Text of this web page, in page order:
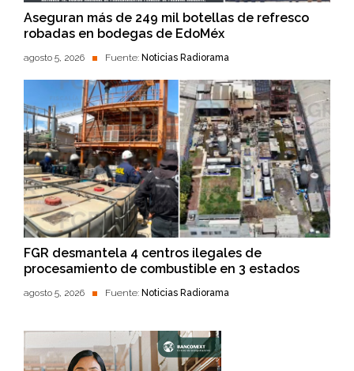
Aseguran más de 249 mil botellas de refresco
robadas en bodegas de EdoMéx
agosto 5, 2026 Fuente: Noticias Radiorama
FGR desmantela 4 centros ilegales de
procesamiento de combustible en 3 estados
agosto 5, 2026 Fuente: Noticias Radiorama